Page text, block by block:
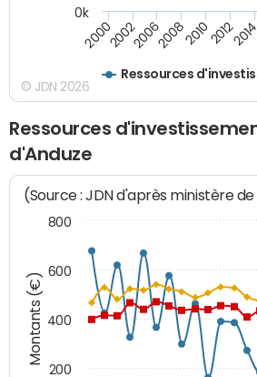
Ressources
200020022006200820102012
0k
© JDN 2026
Ressources
d'Anduze
Montants (€)
(Source : JDN d'après ministère
200
400
600
800